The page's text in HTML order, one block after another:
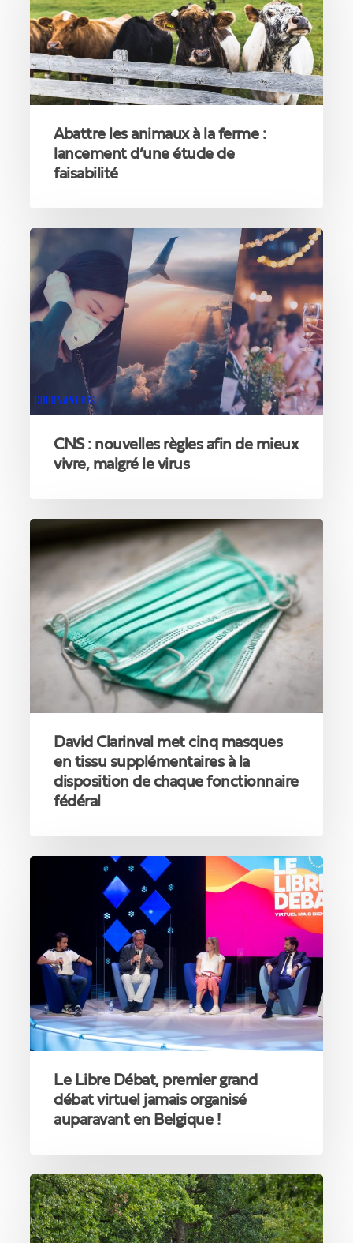
la
ferme
:
lancement
d’une
étude
faisabilité
Abattre les animaux à la ferme :
lancement d’une étude de
faisabilité
CNS
nouvelles
règles
afin
de
mieux
vivre,
malgré
le
CORONAVIRUS
CNS : nouvelles règles afin de mieux
vivre, malgré le virus
David
Clarinval
met
masques
tissu
supplémentaires
disposition
de
chaque
fonctionnaire
fédéral
David Clarinval met cinq masques
en tissu supplémentaires à la
disposition de chaque fonctionnaire
fédéral
Le
grand
débat
virtuel
jamais
organisé
auparavant
Belgique
Le Libre Débat, premier grand
débat virtuel jamais organisé
auparavant en Belgique !
Reconnaissance
de
la
Coopérative